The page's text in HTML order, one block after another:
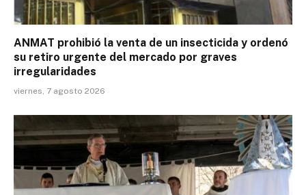
ANMAT prohibió la venta de un insecticida y ordenó
su retiro urgente del mercado por graves
irregularidades
viernes, 7 agosto 2026